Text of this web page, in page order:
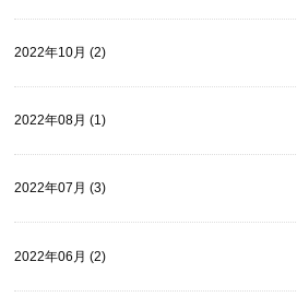
2022年10月 (2)
2022年08月 (1)
2022年07月 (3)
2022年06月 (2)